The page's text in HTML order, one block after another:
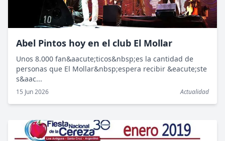
Abel Pintos hoy en el club El Mollar
Unos 8.000 fan&aacute;ticos&nbsp;es la cantidad de
personas que El Mollar&nbsp;espera recibir &eacute;ste
s&aac...
15 Jun 2026 Actualidad